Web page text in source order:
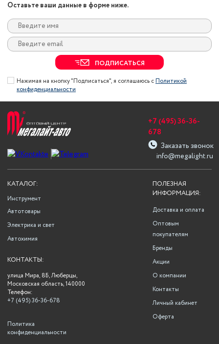
Оставьте ваши данные в форме ниже.
ПОДПИСАТЬСЯ
Нажимая на кнопку "Подписаться", я соглашаюсь сПолитикой
конфиденциальности
info@megalight.ru
+7 (495) 36-36-
678
Заказать звонок
ПОЛЕЗНАЯ
ИНФОРМАЦИЯ:
Доставка и оплата
Оптовым
покупателям
Бренды
Акции
О компании
Контакты
Личный кабинет
Оферта
КАТАЛОГ:
Инструмент
Автотовары
Электрика и свет
Автохимия
КОНТАКТЫ:
улица Мира, 8Б, Люберцы,
Московская область, 140000
Телефон:
+7 (495) 36-36-678
Политика
конфиденциальности